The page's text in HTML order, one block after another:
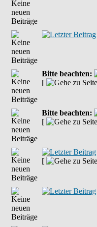
Bitte beachten:
[
Bitte beachten:
[
[